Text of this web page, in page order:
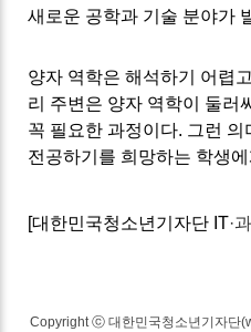
새로운 공학과 기술 분야가
양자 역학은 해석하기 어렵
리 주변은 양자 역학이 둘러
꼭 필요한 과정이다. 그런 의
전공하기를 희망하는 학생
[대한민국청소년기자단 IT·
Copyright ⓒ 대한민국청소년기자단